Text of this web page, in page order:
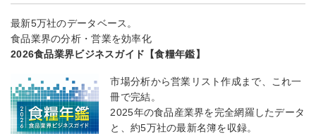
最新5万社のデータベース。
食品業界の分析・営業を効率化
2026食品業界ビジネスガイド【食糧年鑑】
市場分析から営業リスト作成まで、これ一
冊で完結。
2025年の食品産業界を完全網羅したデータ
と、約5万社の最新名簿を収録。